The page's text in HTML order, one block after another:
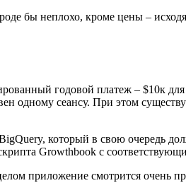
бы неплохо, кроме цены –
годовой платеж – $10к
одному сеансу. При этом
который в свою очередь
Growthbook с
приложение смотрится очень